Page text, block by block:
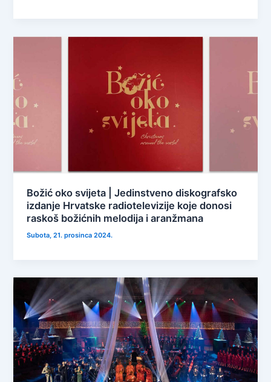
Božić oko svijeta | Jedinstveno diskografsko
izdanje Hrvatske radiotelevizije koje donosi
raskoš božićnih melodija i aranžmana
Subota, 21. prosinca 2024.